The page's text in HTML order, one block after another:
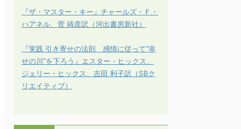
『ザ・マスター・キー』チャールズ・Ｆ・
ハアネル、菅 靖彦訳（河出書房新社）
『実践 引き寄せの法則 感情に従って“幸
せの川”を下ろう』エスター・ヒックス、
ジェリー・ヒックス、吉田 利子訳（SBク
リエイティブ）